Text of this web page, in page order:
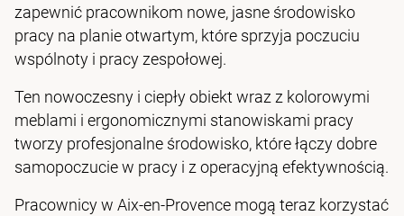
zapewnić pracownikom nowe, jasne środowisko
pracy na planie otwartym, które sprzyja poczuciu
wspólnoty i pracy zespołowej.
Ten nowoczesny i ciepły obiekt wraz z kolorowymi
meblami i ergonomicznymi stanowiskami pracy
tworzy profesjonalne środowisko, które łączy dobre
samopoczucie w pracy i z operacyjną efektywnością.
Pracownicy w Aix-en-Provence mogą teraz korzystać